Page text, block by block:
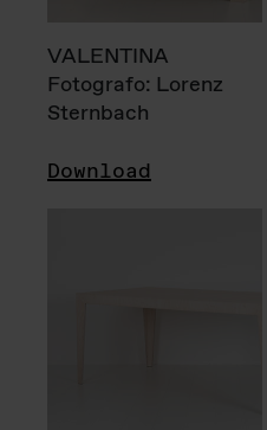
VALENTINA
Fotografo: Lorenz
Sternbach
Download